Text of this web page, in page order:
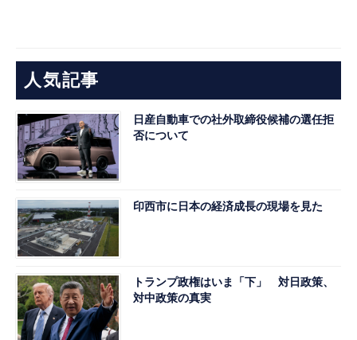
人気記事
日産自動車での社外取締役候補の選任拒
否について
印西市に日本の経済成長の現場を見た
トランプ政権はいま「下」 対日政策、
対中政策の真実